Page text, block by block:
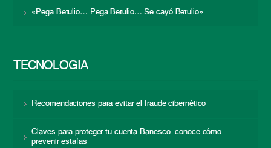
«Pega Betulio… Pega Betulio… Se cayó Betulio»
TECNOLOGÍA
Recomendaciones para evitar el fraude cibernético
Claves para proteger tu cuenta Banesco: conoce cómo
prevenir estafas